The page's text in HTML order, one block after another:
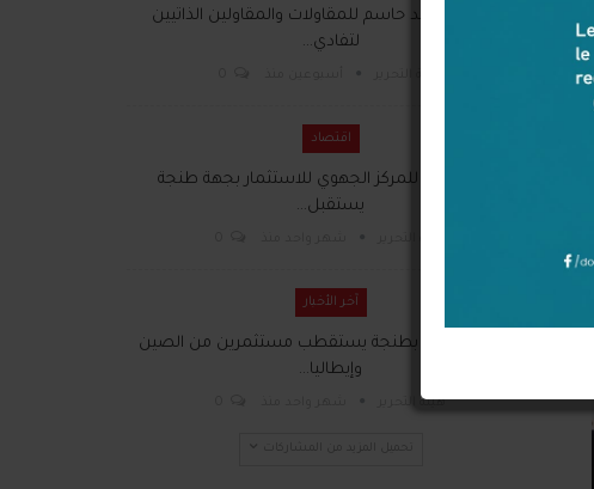
31 يوليوز موعد حاسم للمقاولات والمقاولين الذاتيين
لتفادي…
اقتصاد
المدير العام للمركز الجهوي للاستثمار بجهة طنجة
يستقبل…
آخر الأخبار
ملتقى الأعمال بطنجة يستقطب مستثمرين من الصين
وإيطاليا…
هيئة التحرير